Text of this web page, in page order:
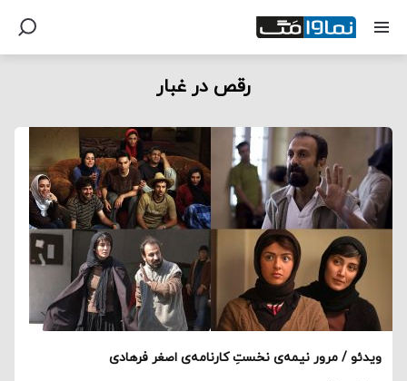
رقص در غبار
ویدئو / مرور نیمه‌ی نخستِ کارنامه‌ی اصغر فرهادی